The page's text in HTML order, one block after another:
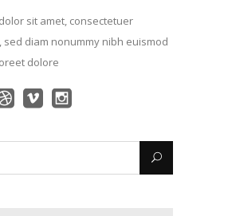
sit amet, consectetuer
sed diam nonummy nibh euismod
dolore